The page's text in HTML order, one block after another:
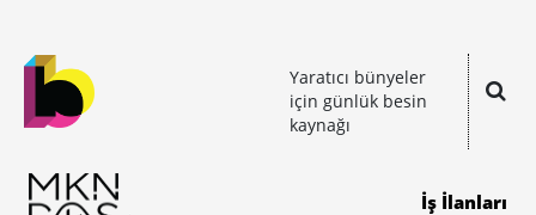
Yaratıcı bünyeler
için günlük besin
kaynağı
İş İlanları